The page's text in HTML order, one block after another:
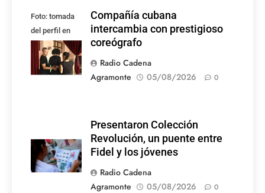
Foto: tomada
del perfil en
Facebook de la
compañía
Compañía cubana
intercambia con prestigioso
coreógrafo
Radio Cadena
Agramonte
05/08/2026 0
Presentaron Colección
Revolución, un puente entre
Fidel y los jóvenes
Radio Cadena
Agramonte
05/08/2026 0